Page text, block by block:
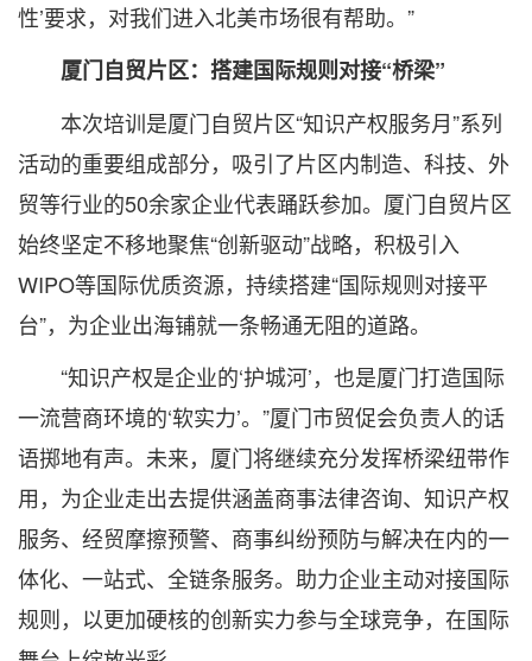
性’要求，对我们进入北美市场很有帮助。”
厦门自贸片区：搭建国际规则对接“桥梁”
本次培训是厦门自贸片区“知识产权服务月”系列
活动的重要组成部分，吸引了片区内制造、科技、外
贸等行业的50余家企业代表踊跃参加。厦门自贸片区
始终坚定不移地聚焦“创新驱动”战略，积极引入
WIPO等国际优质资源，持续搭建“国际规则对接平
台”，为企业出海铺就一条畅通无阻的道路。
“知识产权是企业的‘护城河’，也是厦门打造国际
一流营商环境的‘软实力’。”厦门市贸促会负责人的话
语掷地有声。未来，厦门将继续充分发挥桥梁纽带作
用，为企业走出去提供涵盖商事法律咨询、知识产权
服务、经贸摩擦预警、商事纠纷预防与解决在内的一
体化、一站式、全链条服务。助力企业主动对接国际
规则，以更加硬核的创新实力参与全球竞争，在国际